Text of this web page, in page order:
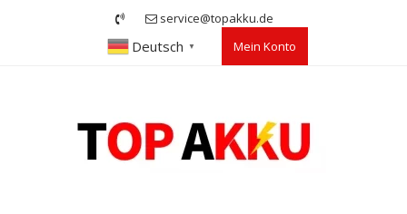
service@topakku.de
Deutsch ▼ Mein Konto